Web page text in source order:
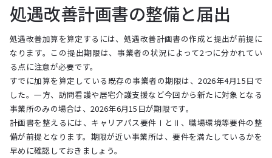
処遇改善計画書の整備と届出
処遇改善加算を算定するには、処遇改善計画書の作成と提出が前提に
なります。この提出期限は、事業者の状況によって2つに分かれてい
る点に注意が必要です。
すでに加算を算定している既存の事業者の期限は、2026年4月15日で
した。一方、訪問看護や居宅介護支援など今回から新たに対象となる
事業所のみの場合は、2026年6月15日が期限です。
計画書を整えるには、キャリアパス要件ⅠとⅡ、職場環境等要件の整
備が前提となります。期限が近い事業所は、要件を満たしているかを
早めに確認しておきましょう。